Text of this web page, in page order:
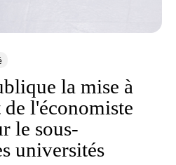
la mise à
l'économiste
le sous-
universités